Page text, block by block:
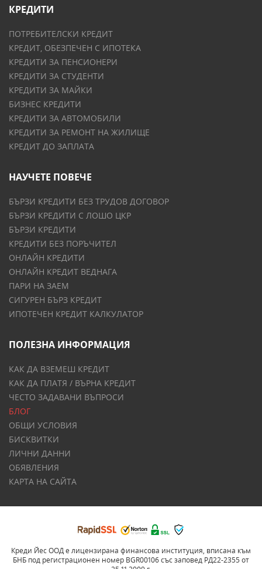
КРЕДИТИ
ПОТРЕБИТЕЛСКИ КРЕДИТ
КРЕДИТ, ОБЕЗПЕЧЕН С ИПОТЕКА
КРЕДИТИ ЗА ПЕНСИОНЕРИ
КРЕДИТИ ЗА СТУДЕНТИ
КРЕДИТИ ЗА МАЙКИ
БИЗНЕС КРЕДИТИ
КРЕДИТИ ЗА АВТОМОБИЛИ
КРЕДИТИ ЗА РЕМОНТ НА ЖИЛИЩЕ
КРЕДИТ ДО ЗАПЛАТА
НАУЧЕТЕ ПОВЕЧЕ
БЪРЗИ КРЕДИТИ БЕЗ ТРУДОВ ДОГОВОР
БЪРЗИ КРЕДИТИ С ЛОШО ЦКР
БЪРЗИ КРЕДИТИ
КРЕДИТИ БЕЗ ПОРЪЧИТЕЛ
ОНЛАЙН КРЕДИТИ
ОНЛАЙН КРЕДИТ ВЕДНАГА
ПАРИ НА ЗАЕМ
СИГУРЕН БЪРЗ КРЕДИТ
ИПОТЕЧЕН КРЕДИТ КАЛКУЛАТОР
ПОЛЕЗНА ИНФОРМАЦИЯ
КАК ДА ВЗЕМЕШ КРЕДИТ
КАК ДА ПЛАТЯ / ВЪРНА КРЕДИТ
ЧЕСТО ЗАДАВАНИ ВЪПРОСИ
БЛОГ
ОБЩИ УСЛОВИЯ
БИСКВИТКИ
ЛИЧНИ ДАННИ
ОБЯВЛЕНИЯ
КАРТА НА САЙТА
Креди Йес ООД е лицензирана финансова институция, вписана към
БНБ под регистрационен номер BGR00106 със заповед РД22-2355 от